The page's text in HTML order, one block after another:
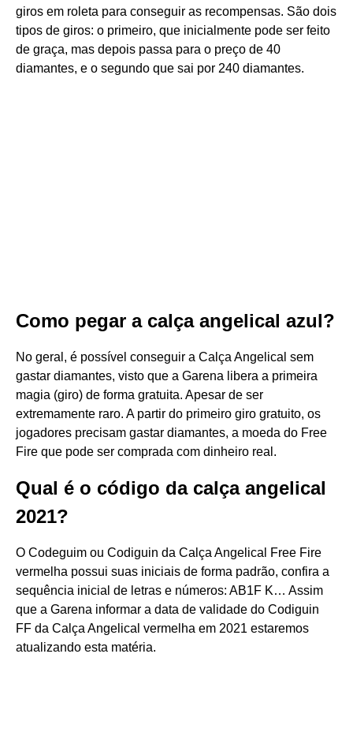
giros em roleta para conseguir as recompensas. São dois
tipos de giros: o primeiro, que inicialmente pode ser feito
de graça, mas depois passa para o preço de 40
diamantes, e o segundo que sai por 240 diamantes.
Como pegar a calça angelical azul?
No geral, é possível conseguir a Calça Angelical sem
gastar diamantes, visto que a Garena libera a primeira
magia (giro) de forma gratuita. Apesar de ser
extremamente raro. A partir do primeiro giro gratuito, os
jogadores precisam gastar diamantes, a moeda do Free
Fire que pode ser comprada com dinheiro real.
Qual é o código da calça angelical
2021?
O Codeguim ou Codiguin da Calça Angelical Free Fire
vermelha possui suas iniciais de forma padrão, confira a
sequência inicial de letras e números: AB1F K… Assim
que a Garena informar a data de validade do Codiguin
FF da Calça Angelical vermelha em 2021 estaremos
atualizando esta matéria.